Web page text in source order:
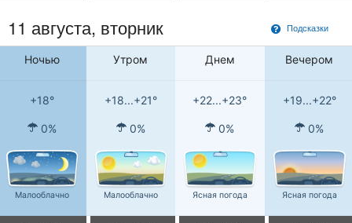
Подсказки
11 августа, вторник
Ночью Утром Днем Вечером
+18° +18...+21° +22...+23° +19...+22°
0% 0% 0% 0%
Малооблачно Малооблачно Ясная погода Ясная погода